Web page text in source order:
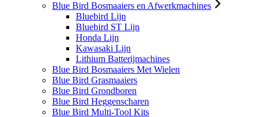
Blue Bird Bosmaaiers en Afwerkmachines
Bluebird Lijn
Bluebird ST Lijn
Honda Lijn
Kawasaki Lijn
Lithium Batterijmachines
Blue Bird Bosmaaiers Met Wielen
Blue Bird Grasmaaiers
Blue Bird Grondboren
Blue Bird Heggenscharen
Blue Bird Multi-Tool Kits